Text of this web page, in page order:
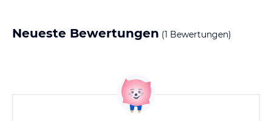
Neueste Bewertungen (1 Bewertungen)